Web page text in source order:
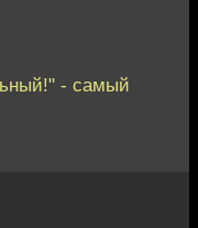
- самый